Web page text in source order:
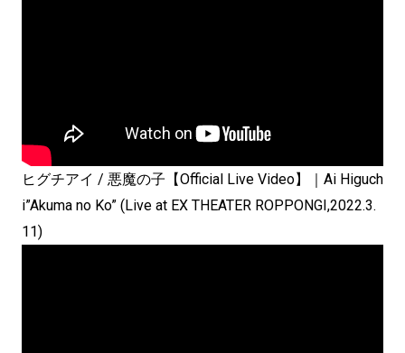
ヒグチアイ / 悪魔の子【Official Live Video】｜Ai Higuch
i”Akuma no Ko” (Live at EX THEATER ROPPONGI,2022.3.
11)